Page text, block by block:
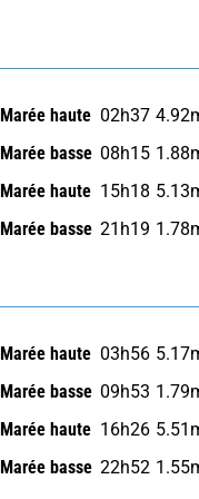
Marée haute 02h37
Marée basse 08h15
Marée haute 15h18
Marée basse 21h19
Marée haute 03h56
Marée basse 09h53
Marée haute 16h26
Marée basse 22h52